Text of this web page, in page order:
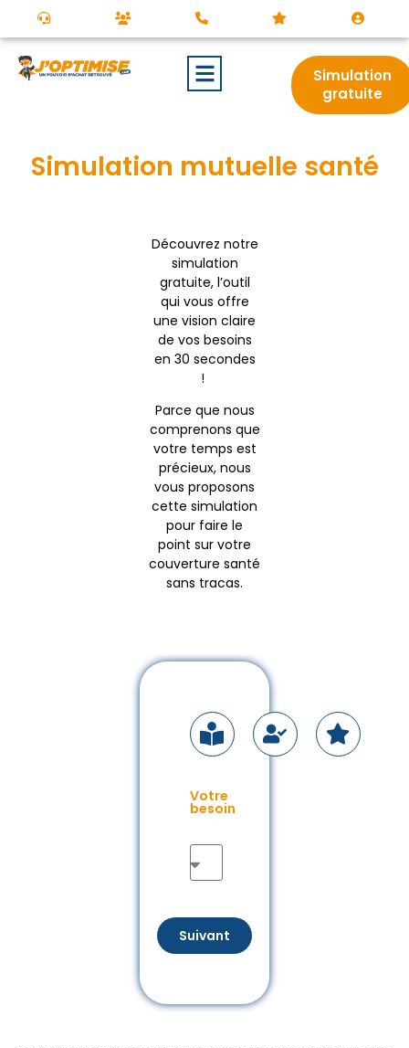
Simulation
gratuite
Simulation mutuelle santé
Découvrez notre
simulation
gratuite, l’outil
qui vous offre
une vision claire
de vos besoins
en 30 secondes
!
Parce que nous
comprenons que
votre temps est
précieux, nous
vous proposons
cette simulation
pour faire le
point sur votre
couverture santé
sans tracas.
Votre
besoin
Suivant